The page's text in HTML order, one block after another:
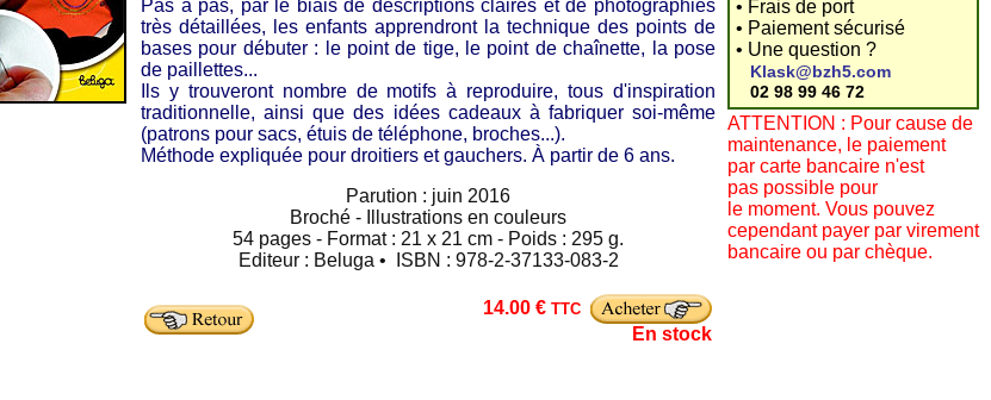
Pas à pas, par le biais de descriptions claires et de photographies
très détaillées, les enfants apprendront la technique des points de
bases pour débuter : le point de tige, le point de chaînette, la pose
de paillettes...
Ils y trouveront nombre de motifs à reproduire, tous d'inspiration
traditionnelle, ainsi que des idées cadeaux à fabriquer soi-même
(patrons pour sacs, étuis de téléphone, broches...).
Méthode expliquée pour droitiers et gauchers. À partir de 6 ans.
Parution : juin 2016
Broché - Illustrations en couleurs
54 pages - Format : 21 x 21 cm - Poids : 295 g.
Editeur : Beluga • ISBN : 978-2-37133-083-2
14.00 € TTC
En stock
• Frais de port
• Paiement sécurisé
• Une question ?
Klask@bzh5.com
02 98 99 46 72
ATTENTION : Pour cause de
maintenance, le paiement
par carte bancaire n'est
pas possible pour
le moment. Vous pouvez
cependant payer par virement
bancaire ou par chèque.